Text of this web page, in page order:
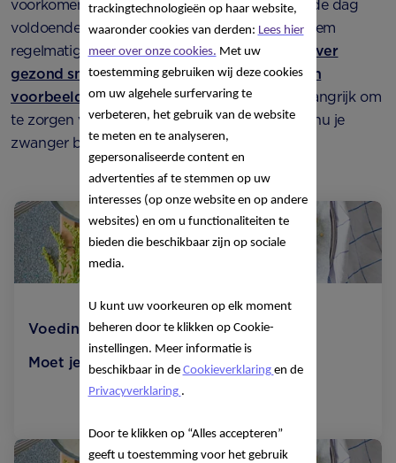
voorkomen door te zorgen dat je gedurende de dag
voldoende eet. Sla geen maaltijden over en neem
regelmatig een gezond tussendoortje.
Meer over
gezond snacken tijdens de zwangerschap en
voorbeelden daarvan vind je hier. Het is belangrijk om
te zorgen voor een gezond voedingspatroon nu je
zwanger bent.
Voeding
Moet je meer eten als je zwanger bent?
Lees meer
trackingtechnologieën op haar website,
waaronder cookies van derden: Lees hier
meer over onze cookies. Met uw
toestemming gebruiken wij deze cookies
om uw algehele surfervaring te
verbeteren, het gebruik van de website
te meten en te analyseren,
gepersonaliseerde content en
advertenties af te stemmen op uw
interesses (op onze website en op andere
websites) en om u functionaliteiten te
bieden die beschikbaar zijn op sociale
media.
U kunt uw voorkeuren op elk moment
beheren door te klikken op Cookie-
instellingen. Meer informatie is
beschikbaar in de Cookieverklaring en de
Privacyverklaring .
Door te klikken op “Alles accepteren”
geeft u toestemming voor het gebruik